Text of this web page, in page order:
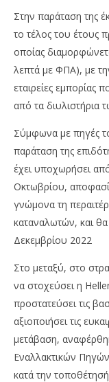
Helleniq Energy:
έκπτωση στο
01/12/2022
pressroom
Στην παράταση της
το τέλος του έτους
οποίας
λεπτά με ΦΠΑ), με
εταιρείες εμπορίας
από τα διυλιστήρια
Σύμφωνα με πηγές
παράταση της
έχει υποχωρήσει
Οκτωβρίου,
γνώμονα τη
καταναλωτών, και θα
Δεκεμβρίου 2022
Στο μεταξύ, στο
να στοχεύσει η
προστατεύσει τις
αξιοποιήσει τις
μετάβαση,
Εναλλακτικών
κατά την